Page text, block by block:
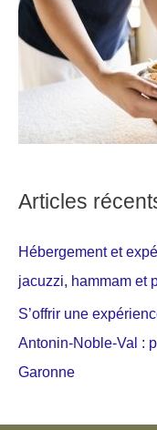
Articles
Hébergement et
jacuzzi, hammam et
S’offrir une
Antonin-Noble-Val :
Garonne